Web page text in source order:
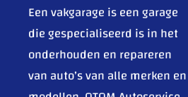
Een vakgarage is een garage
die gespecialiseerd is in het
onderhouden en repareren
van auto’s van alle merken en